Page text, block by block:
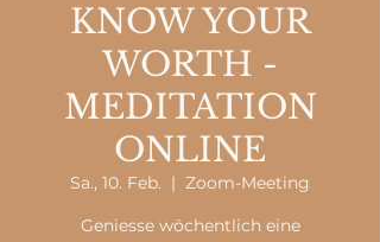
KNOW YOUR
WORTH -
MEDITATION
ONLINE
Sa., 10. Feb.
  |
Zoom-Meeting
Geniesse wöchentlich eine